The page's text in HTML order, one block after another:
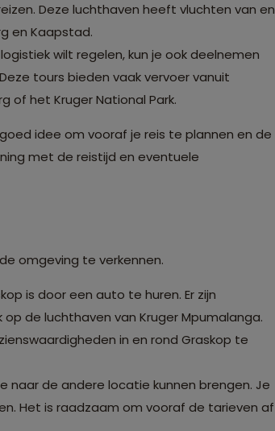
Deze luchthaven heeft vluchten van en
en Kaapstad.
wilt regelen, kun je ook deelnemen
tours bieden vaak vervoer vanuit
of het Kruger National Park.
idee om vooraf je reis te plannen en de
met de reistijd en eventuele
omgeving te verkennen.
is door een auto te huren. Er zijn
de luchthaven van Kruger Mpumalanga.
in en rond Graskop te
naar de andere locatie kunnen brengen. Je
Het is raadzaam om vooraf de tarieven af